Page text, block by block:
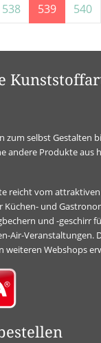
538 539 540
zum selbst Gestalten
andere Produkte
reicht vom
und
und -geschirr
Air-Veranstaltungen.
weiteren Webshops